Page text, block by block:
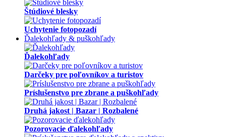
Štúdiové blesky
Uchytenie fotopozadí
Ďalekohľady & puškohľady
Ďalekohľady
Darčeky pre poľovníkov a turistov
Príslušenstvo pre zbrane a puškohľady
Druhá jakost | Bazar | Rozbalené
Pozorovacie ďalekohľady